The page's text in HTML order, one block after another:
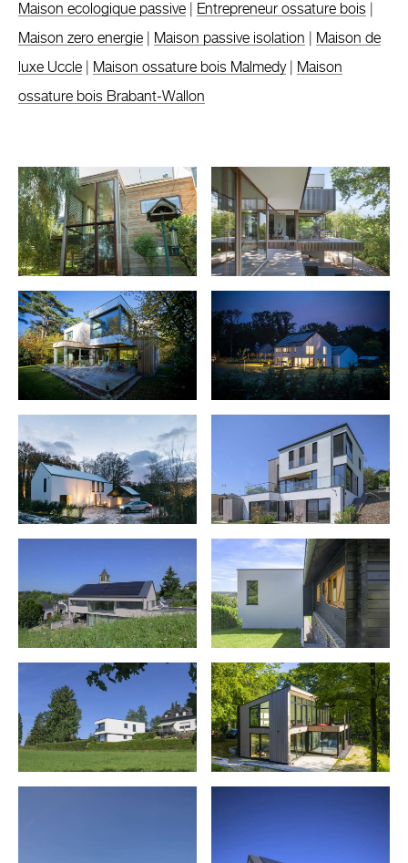
Maison ecologique passive
Entrepreneur ossature bois
Maison zero energie
Maison passive isolation
Maison de
luxe Uccle
Maison ossature bois Malmedy|
Maison
ossature bois Brabant-Wallon